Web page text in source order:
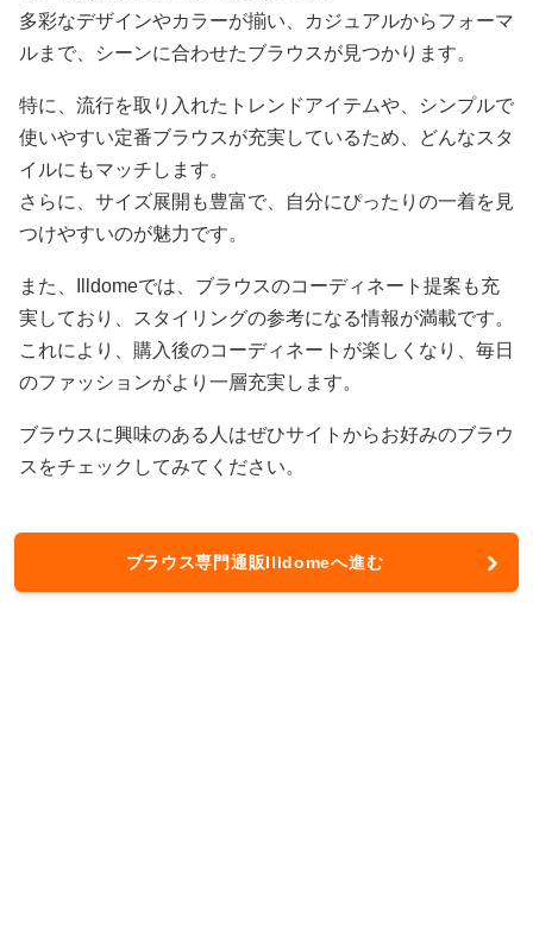
多彩なデザインやカラーが揃い、カジュアルからフォーマ
ルまで、シーンに合わせたブラウスが見つかります。
特に、流行を取り入れたトレンドアイテムや、シンプルで
使いやすい定番ブラウスが充実しているため、どんなスタ
イルにもマッチします。
さらに、サイズ展開も豊富で、自分にぴったりの一着を見
つけやすいのが魅力です。
また、Illdomeでは、ブラウスのコーディネート提案も充
実しており、スタイリングの参考になる情報が満載です。
これにより、購入後のコーディネートが楽しくなり、毎日
のファッションがより一層充実します。
ブラウスに興味のある人はぜひサイトからお好みのブラウ
スをチェックしてみてください。
ブラウス専門通販Illdomeへ進む